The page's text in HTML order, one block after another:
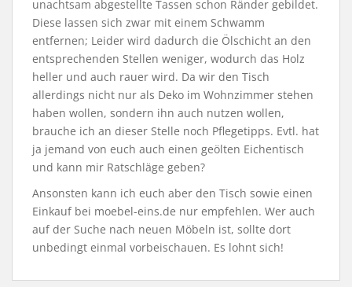
unachtsam abgestellte Tassen schon Ränder gebildet.
Diese lassen sich zwar mit einem Schwamm
entfernen; Leider wird dadurch die Ölschicht an den
entsprechenden Stellen weniger, wodurch das Holz
heller und auch rauer wird. Da wir den Tisch
allerdings nicht nur als Deko im Wohnzimmer stehen
haben wollen, sondern ihn auch nutzen wollen,
brauche ich an dieser Stelle noch Pflegetipps. Evtl. hat
ja jemand von euch auch einen geölten Eichentisch
und kann mir Ratschläge geben?
Ansonsten kann ich euch aber den Tisch sowie einen
Einkauf bei moebel-eins.de nur empfehlen. Wer auch
auf der Suche nach neuen Möbeln ist, sollte dort
unbedingt einmal vorbeischauen. Es lohnt sich!